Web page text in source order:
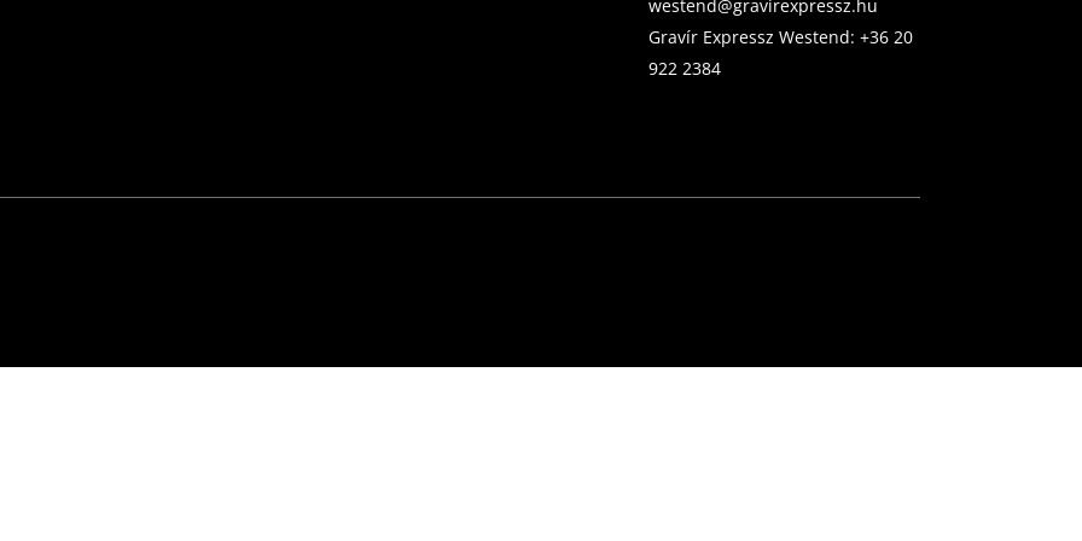
westend@gravirexpressz.hu
Gravír Expressz Westend:+36 20
922 2384